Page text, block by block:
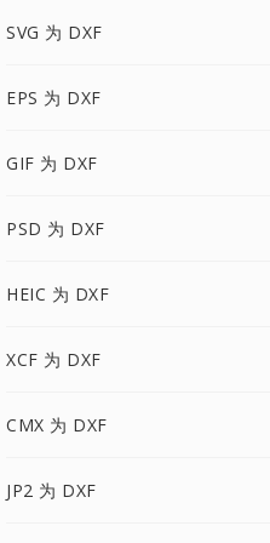
SVG 为 DXF
EPS 为 DXF
GIF 为 DXF
PSD 为 DXF
HEIC 为 DXF
XCF 为 DXF
CMX 为 DXF
JP2 为 DXF